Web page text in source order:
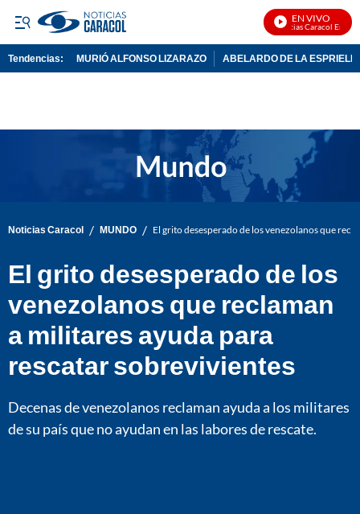
EN VIVO
Noticias Caracol En Vivo
Tendencias: MURIÓ ALFONSO LIZARAZO ABELARDO DE LA
Noticias Caracol / MUNDO / El grito desesperado de los venezolanos que
El grito desesperado de los
venezolanos que reclaman
a militares ayuda para
rescatar sobrevivientes
Decenas de venezolanos reclaman ayuda a los militares
de su país que no ayudan en las labores de rescate.